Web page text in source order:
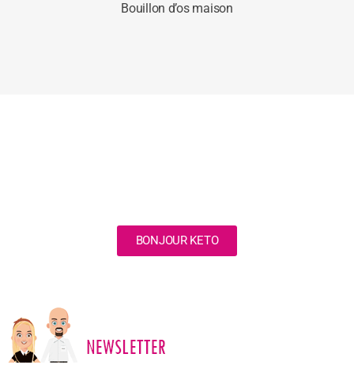
Bouillon d’os maison
BONJOUR KETO
NOUVEAU